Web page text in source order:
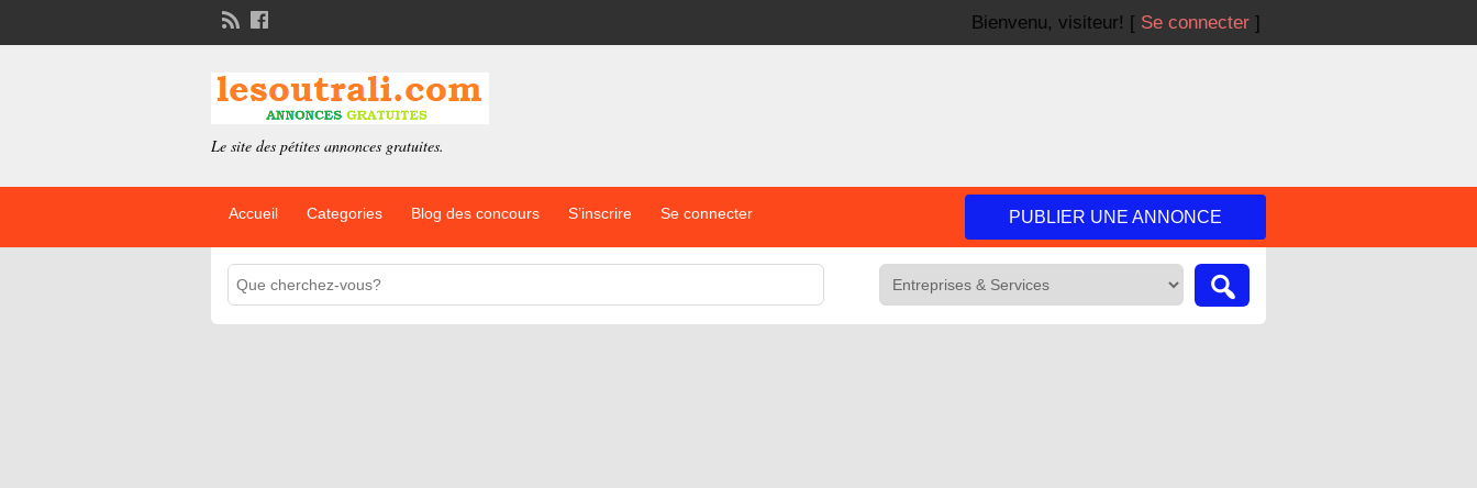
Bienvenu, visiteur! [ Se connecter ]
Le site des pétites annonces gratuites.
Accueil Categories Blog des concours S’inscrire Se connecter PUBLIER UNE ANNONCE